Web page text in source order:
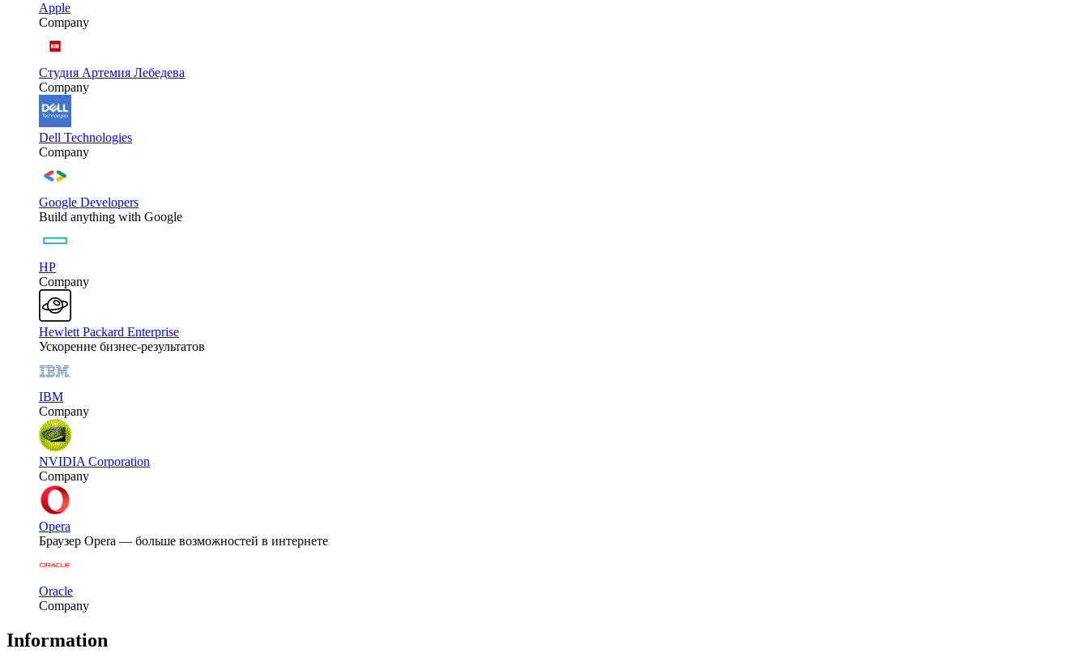
Apple
Company
Студия Артемия Лебедева
Company
Dell Technologies
Company
Google Developers
Build anything with Google
HP
Company
Hewlett Packard Enterprise
Ускорение бизнес-результатов
IBM
Company
NVIDIA Corporation
Company
Opera
Браузер Opera — больше возможностей в интернете
Oracle
Company
Information